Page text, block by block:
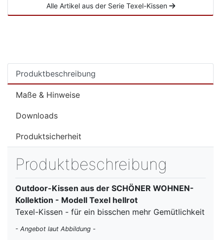
Alle Artikel aus der Serie Texel-Kissen
Produktbeschreibung
Maße & Hinweise
Downloads
Produktsicherheit
Produktbeschreibung
Outdoor-Kissen aus der SCHÖNER WOHNEN-
Kollektion - Modell Texel hellrot
Texel-Kissen - für ein bisschen mehr Gemütlichkeit
- Angebot laut Abbildung -